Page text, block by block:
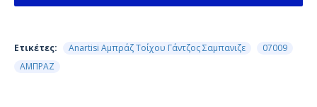
Ετικέτες: Anartisi Αμπράζ Τοίχου Γάντζος Σαμπανιζε
07009
ΑΜΠΡΑΖ